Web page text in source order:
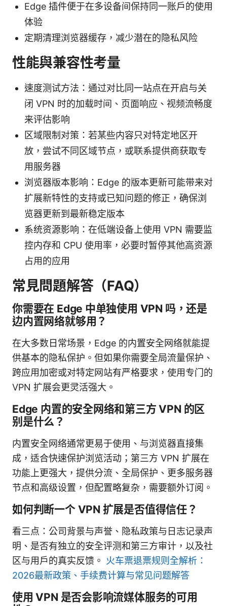
Edge 插件便于在多设备间保持同一账户的使用
体验
定期清理浏览器缓存，减少潜在的隐私风险
性能與兼容性考量
速度测试方法：通过对比同一站点在开启与关
闭 VPN 时的加载时间、页面响应、视频流畅度
来评估影响
区域限制对策：若某些内容只对特定地区开
放，尝试不同区域节点，或联系提供商获取专
用服务器
浏览器版本影响：Edge 的版本更新可能带来对
扩展新特性的支持或已知问题的修正，确保浏
览器更新到最新稳定版本
系统资源影响：在低端设备上使用 VPN 需要监
控内存和 CPU 使用率，必要时暂停其他高资源
占用的应用
常見問題解答（FAQ）
你需要在 Edge 中单独使用 VPN 吗，还是
边内置网络就够用？
在大多数日常场景，Edge 的内置安全网络就能提
供基本的隐私保护。但如果你需要全局流量保护、
跨应用加密或对特定网站有严格要求，使用专门的
VPN 扩展会更灵活强大。
Edge 内置的安全网络和第三方 VPN 的区
别是什么？
内置安全网络通常更易于使用、与浏览器直接集
成，适合快速保护浏览活动；第三方 VPN 扩展在
功能上更强大，提供分流、全局保护、更多服务器
节点和高级设置，但配置略复杂，需要额外订阅。
如何判断一个 VPN 扩展是否值得信任？
看三点：公司背景与声誉、隐私政策与日志记录声
明、是否有独立的安全评测和第三方审计，以及社
区与用户的真实反馈。 火车票退票规则全解析：
2026最新政策、手续费计算与常见问题解答
使用 VPN 是否会影响流媒体服务的可用